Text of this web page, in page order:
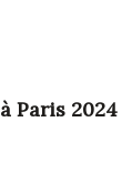
Paris 2024